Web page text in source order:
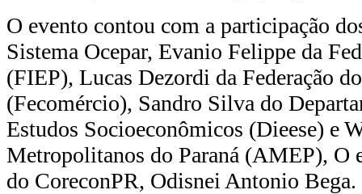
O evento contou com a participação
Sistema Ocepar, Evanio Felippe da
(FIEP), Lucas Dezordi da Federação
(Fecomércio), Sandro Silva do
Estudos Socioeconômicos (Dieese) e
Metropolitanos do Paraná (AMEP), O
do CoreconPR, Odisnei Antonio Bega.